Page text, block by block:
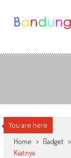
content
Bandung
You are here
Home > Gadget >
Kiatnya